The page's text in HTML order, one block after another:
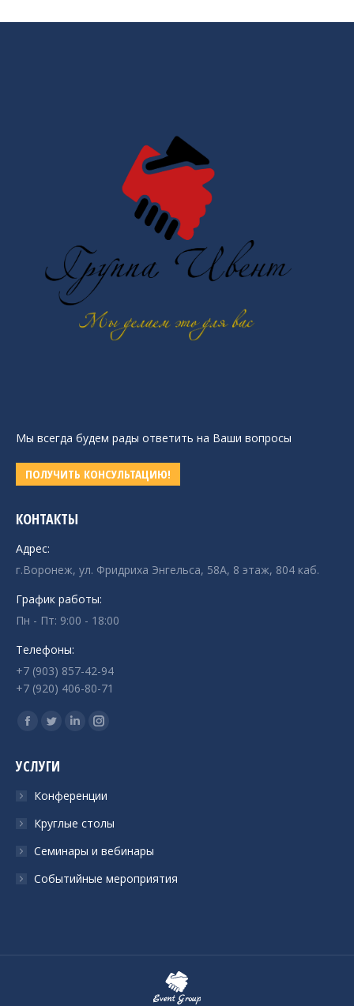
Мы всегда будем рады ответить на Ваши вопросы
ПОЛУЧИТЬ КОНСУЛЬТАЦИЮ!
КОНТАКТЫ
Адрес:
г.Воронеж, ул. Фридриха Энгельса, 58А, 8 этаж, 804 каб.
График работы:
Пн - Пт: 9:00 - 18:00
Телефоны:
+7 (903) 857-42-94
+7 (920) 406-80-71
Ищите нас:
Страница
открывается
окне
Страница
открывается
в
окне
Страница
в
окне
Страница
в
окне
УСЛУГИ
Конференции
Круглые столы
Семинары и вебинары
Событийные мероприятия